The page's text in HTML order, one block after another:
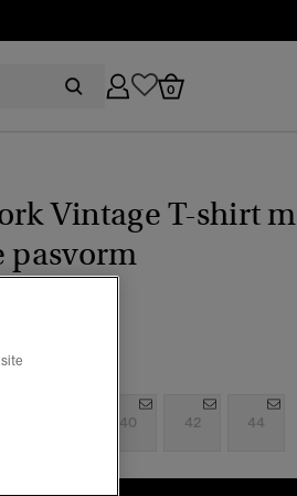
0
Vintage T-shirt
pasvorm
40 42 44